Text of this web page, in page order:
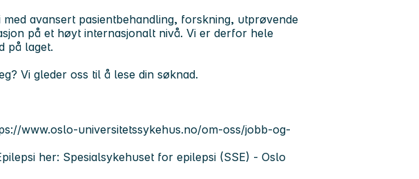
avansert pasientbehandling, forskning, utprøvende
på et høyt internasjonalt nivå. Vi er derfor hele
på laget.
Vi gleder oss til å lese din søknad.
www.oslo-universitetssykehus.no/om-oss/jobb-og-
her: Spesialsykehuset for epilepsi (SSE) - Oslo